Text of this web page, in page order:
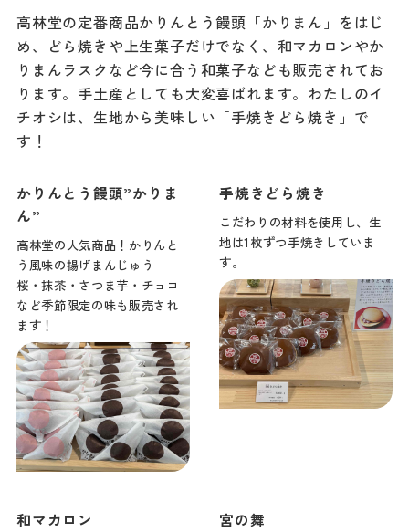
高林堂の定番商品かりんとう饅頭「かりまん」をはじ
め、どら焼きや上生菓子だけでなく、和マカロンやか
りまんラスクなど今に合う和菓子なども販売されてお
ります。手土産としても大変喜ばれます。わたしのイ
チオシは、生地から美味しい「手焼きどら焼き」で
す！
かりんとう饅頭”かりま
ん”
高林堂の人気商品！かりんと
う風味の揚げまんじゅう
桜・抹茶・さつま芋・チョコ
など季節限定の味も販売され
ます！
手焼きどら焼き
こだわりの材料を使用し、生
地は1枚ずつ手焼きしていま
す。
和マカロン 宮の舞